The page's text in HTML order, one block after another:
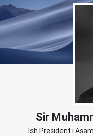
Sir
Ish President i